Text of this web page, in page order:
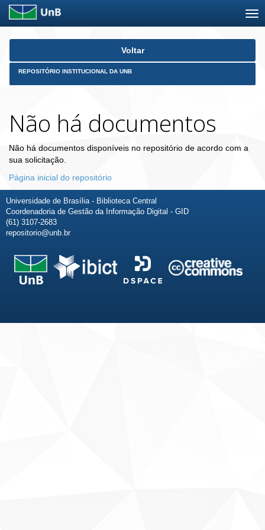
Skip
Voltar
REPOSITÓRIO INSTITUCIONAL DA UNB
Não há documentos
Não há documentos disponíveis no repositório de acordo com a
sua solicitação.
Página inicial do repositório
Universidade de Brasília - Biblioteca Central
Coordenadoria de Gestão da Informação Digital - GID
(61) 3107-2683
repositorio@unb.br